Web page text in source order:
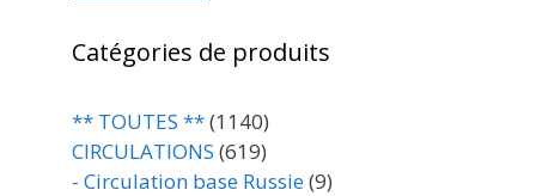
Catégories de produits
** TOUTES **(1140)
CIRCULATIONS (619)
- Circulation base Russie(9)